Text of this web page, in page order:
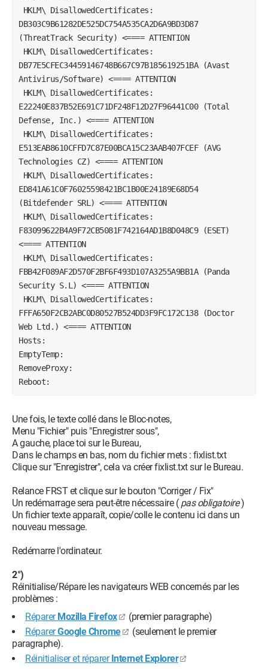
DB303C9B61282DE525DC754A535CA2D6A9BD3D87
(ThreatTrack Security) <==== ATTENTION
DB77E5CFEC34459146748B667C97B185619251BA (Avast
Antivirus/Software) <==== ATTENTION
E22240E837B52E691C71DF248F12D27F96441C00 (Total
Defense, Inc.) <==== ATTENTION
E513EAB8610CFFD7C87E00BCA15C23AAB407FCEF (AVG
Technologies CZ) <==== ATTENTION
ED841A61C0F76025598421BC1B00E24189E68D54
(Bitdefender SRL) <==== ATTENTION
F83099622B4A9F72CB5081F742164AD1B8D048C9 (ESET)
<==== ATTENTION
FBB42F089AF2D570F2BF6F493D107A3255A9BB1A (Panda
Security S.L) <==== ATTENTION
FFFA650F2CB2ABC0D80527B524DD3F9FC172C138 (Doctor
Web Ltd.) <==== ATTENTION
Hosts:
EmptyTemp:
RemoveProxy:
Reboot:
Une fois, le texte collé dans le Bloc-notes,
Menu "Fichier" puis "Enregistrer sous",
A gauche, place toi sur le Bureau,
Dans le champs en bas, nom du fichier mets : fixlist.txt
Clique sur "Enregistrer", cela va créer fixlist.txt sur le Bureau.
Relance FRST et clique sur le bouton "Corriger / Fix"
Un redémarrage sera peut-être nécessaire (pas obligatoire)
Un fichier texte apparaît, copie/colle le contenu ici dans un
nouveau message.
Redémarre l'ordinateur.
2°)
Réinitialise/Répare les navigateurs WEB concernés par les
problèmes :
RéparerMozilla Firefox
(premier paragraphe)
RéparerGoogle Chrome
(seulement le premier
paragraphe).
Réinitialiser et réparerInternet Explorer